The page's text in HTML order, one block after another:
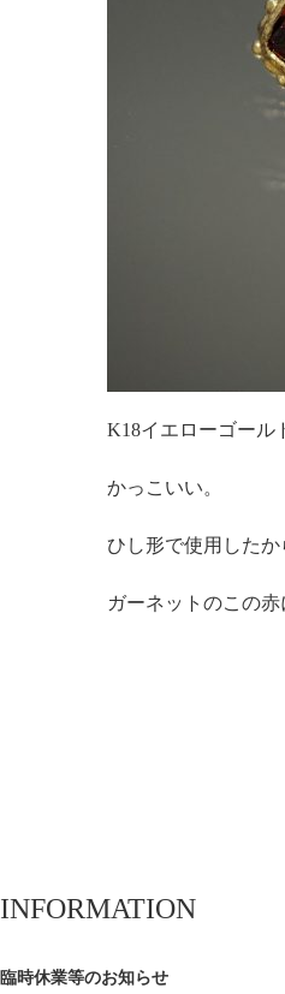
K18イエローゴール
かっこいい。
ひし形で使用した
ガーネットのこの
INFORMATION
臨時休業等のお知らせ